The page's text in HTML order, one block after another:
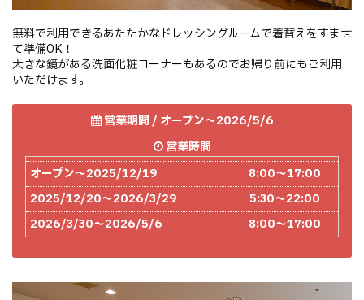
無料で利用できるあたたかなドレッシングルームで着替えをすませ
て準備OK！
大きな鏡がある洗面化粧コーナーもあるのでお帰り前にもご利用
いただけます。
営業期間 / オープン～2026/5/6
営業時間
オープン～2025/12/19
8:00～17:00
2025/12/20～2026/3/29
5:30～22:00
2026/3/30～2026/5/6
8:00～17:00